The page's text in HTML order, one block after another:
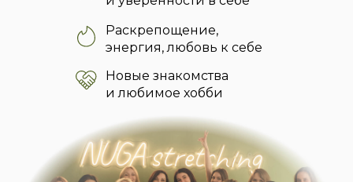
Раскрепощение,
энергия, любовь к себе
Новые знакомства
и любимое хобби